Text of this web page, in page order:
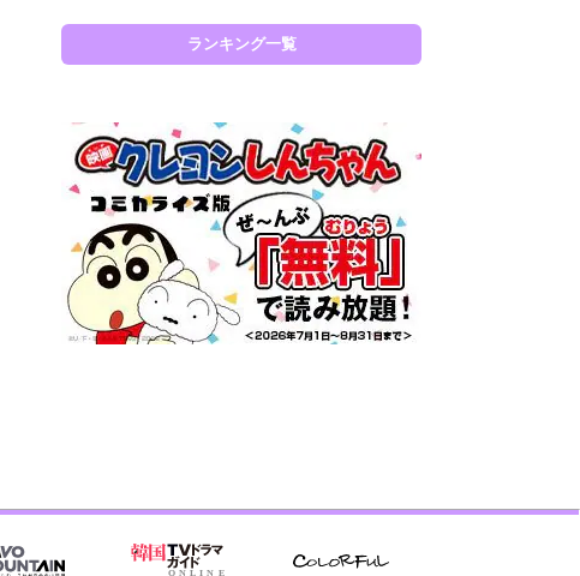
ランキング一覧